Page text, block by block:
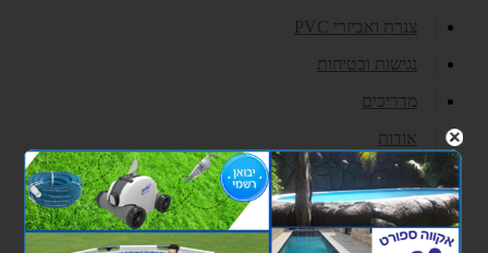
צנרת ואביזרי PVC
נגישות ובטיחות
מדריכים
אודות
צרו קשר
עוד...
בריכות ניידות bestway